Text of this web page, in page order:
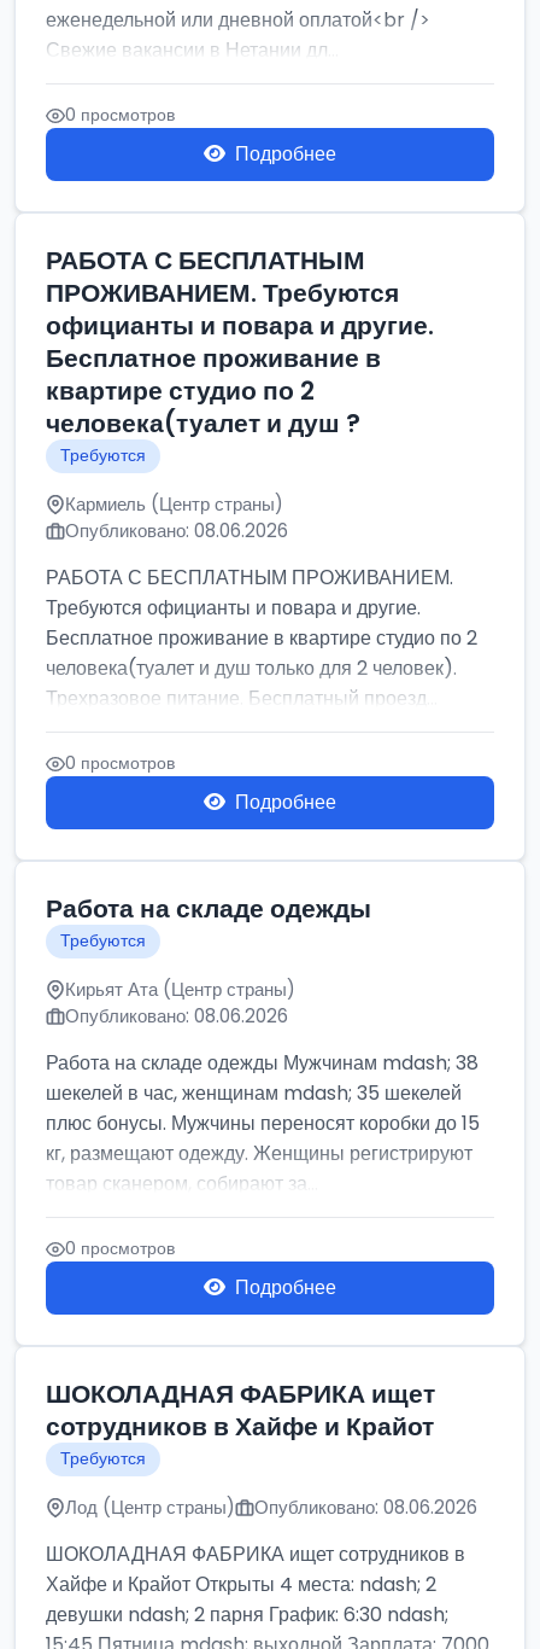
еженедельной или дневной оплатой<br />
Свежие вакансии в Нетании дл...
0 просмотров
Подробнее
РАБОТА С БЕСПЛАТНЫМ
ПРОЖИВАНИЕМ. Требуются
официанты и повара и другие.
Бесплатное проживание в
квартире студио по 2
человека(туалет и душ ?
Требуются
Кармиель (Центр страны)
Опубликовано: 08.06.2026
РАБОТА С БЕСПЛАТНЫМ ПРОЖИВАНИЕМ.
Требуются официанты и повара и другие.
Бесплатное проживание в квартире студио по 2
человека(туалет и душ только для 2 человек).
Трехразовое питание. Бесплатный проезд...
0 просмотров
Подробнее
Работа на складе одежды
Требуются
Кирьят Ата (Центр страны)
Опубликовано: 08.06.2026
Работа на складе одежды Мужчинам mdash; 38
шекелей в час, женщинам mdash; 35 шекелей
плюс бонусы. Мужчины переносят коробки до 15
кг, размещают одежду. Женщины регистрируют
товар сканером, собирают за...
0 просмотров
Подробнее
ШОКОЛАДНАЯ ФАБРИКА ищет
сотрудников в Хайфе и Крайот
Требуются
Лод (Центр страны) Опубликовано: 08.06.2026
ШОКОЛАДНАЯ ФАБРИКА ищет сотрудников в
Хайфе и Крайот Открыты 4 места: ndash; 2
девушки ndash; 2 парня График: 6:30 ndash;